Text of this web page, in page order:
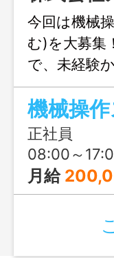
今回は機械
む)を大募集
で、未経験
機械操
正社員
08:00～
月給 200,000